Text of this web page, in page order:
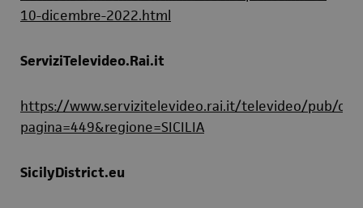
10-dicembre-2022.html
ServiziTelevideo.Rai.it
https://www.servizitelevideo.rai.it/televideo/pub/
pagina=449&regione=SICILIA
SicilyDistrict.eu